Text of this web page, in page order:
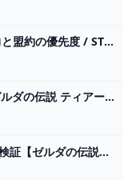
『ゼルダの伝説ティアキン』 賢者の能力と盟約の優先度 / STIT（スティット）
【ティアキン】賢者の遺志 大事な物 - ゼルダの伝説 ティアーズオブザキングダム 攻略Wiki ティアキン ： ヘイグ攻略まとめWiki
監視砦上空のリト族に話しかけれるのか検証【ゼルダの伝説ティアーズオブザキングダム攻略 ティアキン】ゆっくり実況 - YouTube